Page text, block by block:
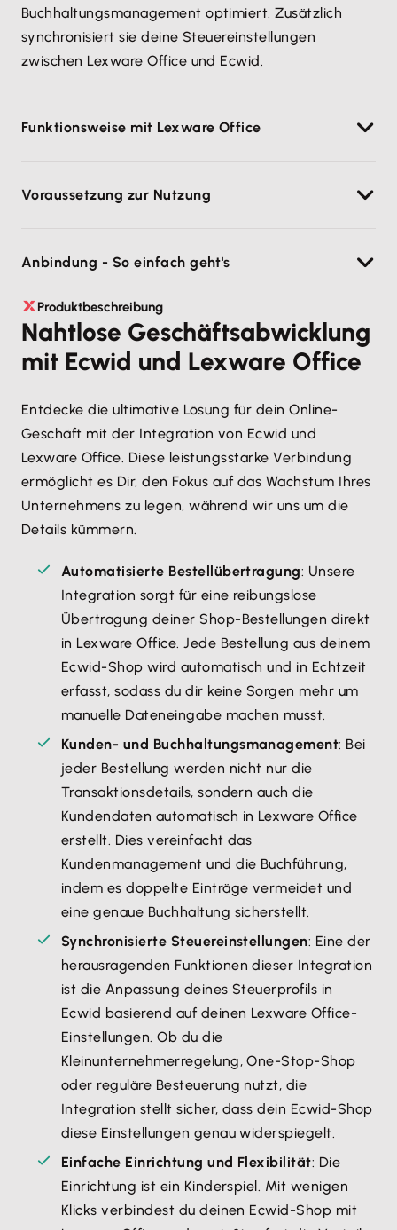
Buchhaltungsmanagement optimiert. Zusätzlich
synchronisiert sie deine Steuereinstellungen
zwischen Lexware Office und Ecwid.
Funktionsweise mit Lexware Office
Ecwid-Shop wird nahtlos und in Echtzeit in Lexware
in Ecwid abgeschlossen ist, wird diese automatisch
als Buchung in Lexware Office erfasst, was Zeit spart
und die Genauigkeit Ihrer Finanzdaten erhöht.
Automatische Kundenanlage
: Zu jedem Ecwid-
Auftrag wird in Lexware Office automatisch ein
Kundenprofil angelegt, was das
Kundenmanagement erleichtert und für eine
konsistente Datenerfassung sorgt.
Synchronisierung von Steuerinformationen
Schlüsselelement ist die Steuersynchronisation von
Lexware Office zu Ecwid, inklusive
Kleinunternehmer-, OSS-Regelung, Auslandssteuern
und mehr, um stets aktuelle und korrekte
Steuerdaten in Ihrem Shop zu gewährleisten.
Voraussetzung zur Nutzung
Plan Lexware Office Account
Anbindung - So einfach geht's
Installiere die App über den Button “Jetzt Ecwid mit
Lexware Office nutzen” oder den Ecwid Marktplatz.
Danach muss deine Integration in Ecwid mit Lexware
Produktbeschreibung
Nahtlose Geschäftsabwicklung
mit Ecwid und Lexware Office
Entdecke die ultimative Lösung für dein Online-
Geschäft mit der Integration von Ecwid und
Lexware Office. Diese leistungsstarke Verbindung
ermöglicht es Dir, den Fokus auf das Wachstum Ihres
Unternehmens zu legen, während wir uns um die
Details kümmern.
Automatisierte Bestellübertragung: Unsere
Integration sorgt für eine reibungslose
Übertragung deiner Shop-Bestellungen direkt
in Lexware Office. Jede Bestellung aus deinem
Ecwid-Shop wird automatisch und in Echtzeit
erfasst, sodass du dir keine Sorgen mehr um
manuelle Dateneingabe machen musst.
Kunden- und Buchhaltungsmanagement: Bei
jeder Bestellung werden nicht nur die
Transaktionsdetails, sondern auch die
Kundendaten automatisch in Lexware Office
erstellt. Dies vereinfacht das
Kundenmanagement und die Buchführung,
indem es doppelte Einträge vermeidet und
eine genaue Buchhaltung sicherstellt.
Synchronisierte Steuereinstellungen: Eine der
herausragenden Funktionen dieser Integration
ist die Anpassung deines Steuerprofils in
Ecwid basierend auf deinen Lexware Office-
Einstellungen. Ob du die
Kleinunternehmerregelung, One-Stop-Shop
oder reguläre Besteuerung nutzt, die
Integration stellt sicher, dass dein Ecwid-Shop
diese Einstellungen genau widerspiegelt.
Einfache Einrichtung und Flexibilität: Die
Einrichtung ist ein Kinderspiel. Mit wenigen
Klicks verbindest du deinen Ecwid-Shop mit